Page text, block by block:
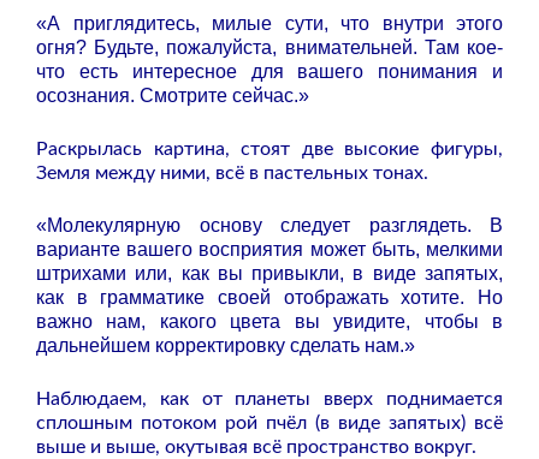
«А приглядитесь, милые сути, что внутри этого
огня? Будьте, пожалуйста, внимательней. Там кое-
что есть интересное для вашего понимания и
осознания. Смотрите сейчас.»
Раскрылась картина, стоят две высокие фигуры,
Земля между ними, всё в пастельных тонах.
«Молекулярную основу следует разглядеть. В
варианте вашего восприятия может быть, мелкими
штрихами или, как вы привыкли, в виде запятых,
как в грамматике своей отображать хотите. Но
важно нам, какого цвета вы увидите, чтобы в
дальнейшем корректировку сделать нам.»
Наблюдаем, как от планеты вверх поднимается
сплошным потоком рой пчёл (в виде запятых) всё
выше и выше, окутывая всё пространство вокруг.